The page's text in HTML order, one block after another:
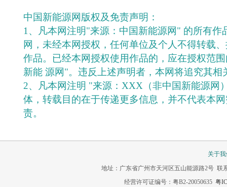
中国新能源网版权及免责声明：
1、凡本网注明"来源：中国新能源网" 的所有作
网，未经本网授权，任何单位及个人不得转载
作品。已经本网授权使用作品的，应在授权范
新能 源网"。违反上述声明者，本网将追究其相
2、凡本网注明 "来源：XXX（非中国新能源网
体，转载目的在于传递更多信息，并不代表本
责。
关于
地址：广东省广州市天河区五山能源路2号 联
经营许可证编号：粤B2-20050635 粤